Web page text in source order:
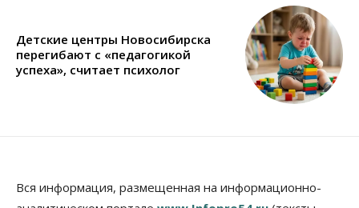
Детские центры Новосибирска
перегибают с «педагогикой
успеха», считает психолог
Вся информация, размещенная на информационно-